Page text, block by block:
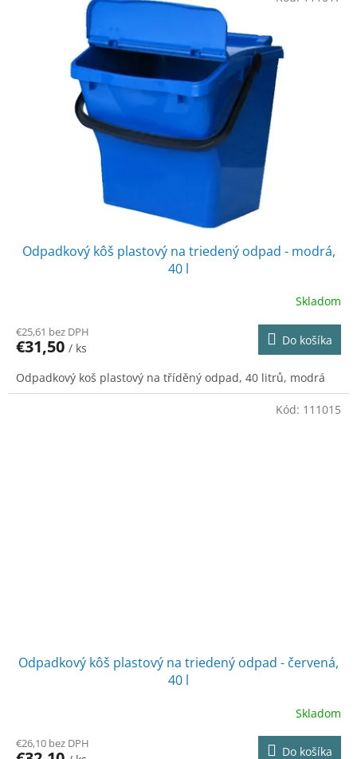
Odpadkový kôš plastový na triedený odpad - modrá,
40 l
Skladom
€25,61 bez DPH
€31,50 / ks
Do košíka
Odpadkový koš plastový na tříděný odpad, 40 litrů, modrá
Odpadkový kôš plastový na triedený odpad - červená,
40 l
Skladom
€26,10 bez DPH
Do košíka
Kód: 111015